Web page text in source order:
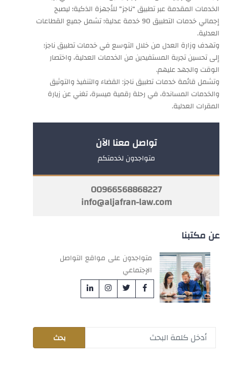
الخدمات المقدمة عبر تطبيق “ناجز” للأجهزة الذكية؛ ليصبح
إجمالي خدمات التطبيق 90 خدمة عدلية؛ تشمل جميع القطاعات
العدلية.
وتهدف وزارة العدل من خلال التوسع في خدمات تطبيق ناجز؛
إلى تحسين تجربة المستفيدين من الخدمات العدلية، واختصار
الوقت والجهد عليهم.
وتشمل قائمة خدمات تطبيق ناجز: القضاء والتنفيذ والتوثيق
والخدمات المساندة، في رحلة رقمية ميسرة، تغني عن زيارة
المقرات العدلية​.
تواصل معنا الآن
متواجدون لخدمتكم
00966568868227
info@aljafran-law.com
عن مكتبنا
متواجدون على مواقع التواصل
الإجتماعي